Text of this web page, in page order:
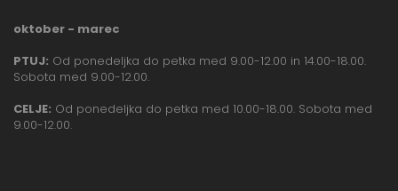
oktober - marec
PTUJ: Od ponedeljka do petka med 9.00-12.00 in 14.00-18.00.
Sobota med 9.00-12.00.
CELJE: Od ponedeljka do petka med 10.00-18.00. Sobota med
9.00-12.00.